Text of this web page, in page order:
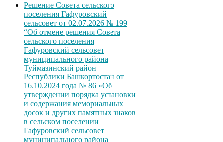
Решение Совета сельского
поселения Гафуровский
сельсовет от 02.07.2026 № 199
“Об отмене решения Совета
сельского поселения
Гафуровский сельсовет
муниципального района
Туймазинский район
Республики Башкортостан от
16.10.2024 года № 86 «Об
утверждении порядка установки
и содержания мемориальных
досок и других памятных знаков
в сельском поселении
Гафуровский сельсовет
муниципального района